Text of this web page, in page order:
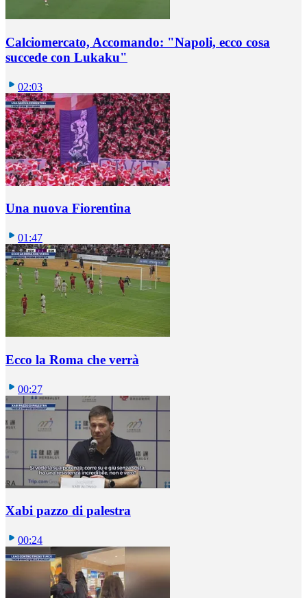
Calciomercato, Accomando: "Napoli, ecco cosa
succede con Lukaku"
02:03
Una nuova Fiorentina
01:47
Ecco la Roma che verrà
00:27
Xabi pazzo di palestra
00:24